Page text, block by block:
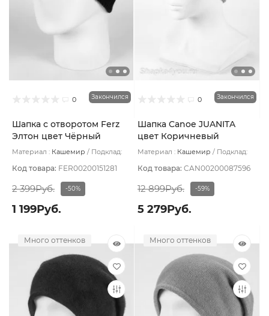
0 Закончился
Шапка с отворотом Ferz
Элтон цвет Чёрный
Материал : Кашемир
Подклад:
Код товара: FER00200151281
2 399Руб. -50%
1 199Руб.
0 Закончился
Шапка Canoe JUANITA
цвет Коричневый
Материал : Кашемир
Подклад:
Код товара: CAN00200087596
12 899Руб. -59%
5 279Руб.
Много оттенков Много оттенков